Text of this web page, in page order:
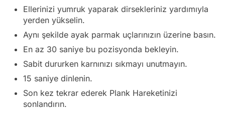
Ellerinizi yumruk yaparak dirsekleriniz yardımıyla
yerden yükselin.
Aynı şekilde ayak parmak uçlarınızın üzerine basın.
En az 30 saniye bu pozisyonda bekleyin.
Sabit dururken karnınızı sıkmayı unutmayın.
15 saniye dinlenin.
Son kez tekrar ederek Plank Hareketinizi
sonlandırın.